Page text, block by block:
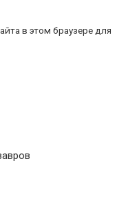
в этом браузере для